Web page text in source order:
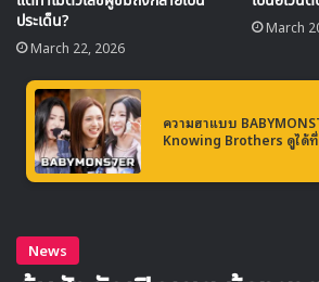
ด้านดนตรี
1 BTS
2 Wanna One
4 GOT7
ประเด็น?
March 22, 2026
March
ความฮาแบบ
Knowing Brothers ดูได้